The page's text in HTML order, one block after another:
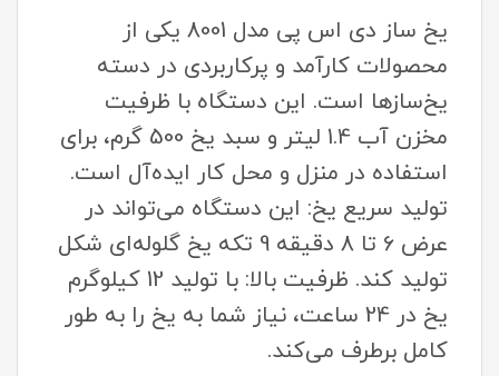
یخ ساز دی اس پی مدل 8001 یکی از
محصولات کارآمد و پرکاربردی در دسته
یخ‌سازها است. این دستگاه با ظرفیت
مخزن آب 1.4 لیتر و سبد یخ 500 گرم، برای
استفاده در منزل و محل کار ایده‌آل است.
تولید سریع یخ: این دستگاه می‌تواند در
عرض 6 تا 8 دقیقه 9 تکه یخ گلوله‌ای شکل
تولید کند. ظرفیت بالا: با تولید 12 کیلوگرم
یخ در 24 ساعت، نیاز شما به یخ را به طور
کامل برطرف می‌کند.